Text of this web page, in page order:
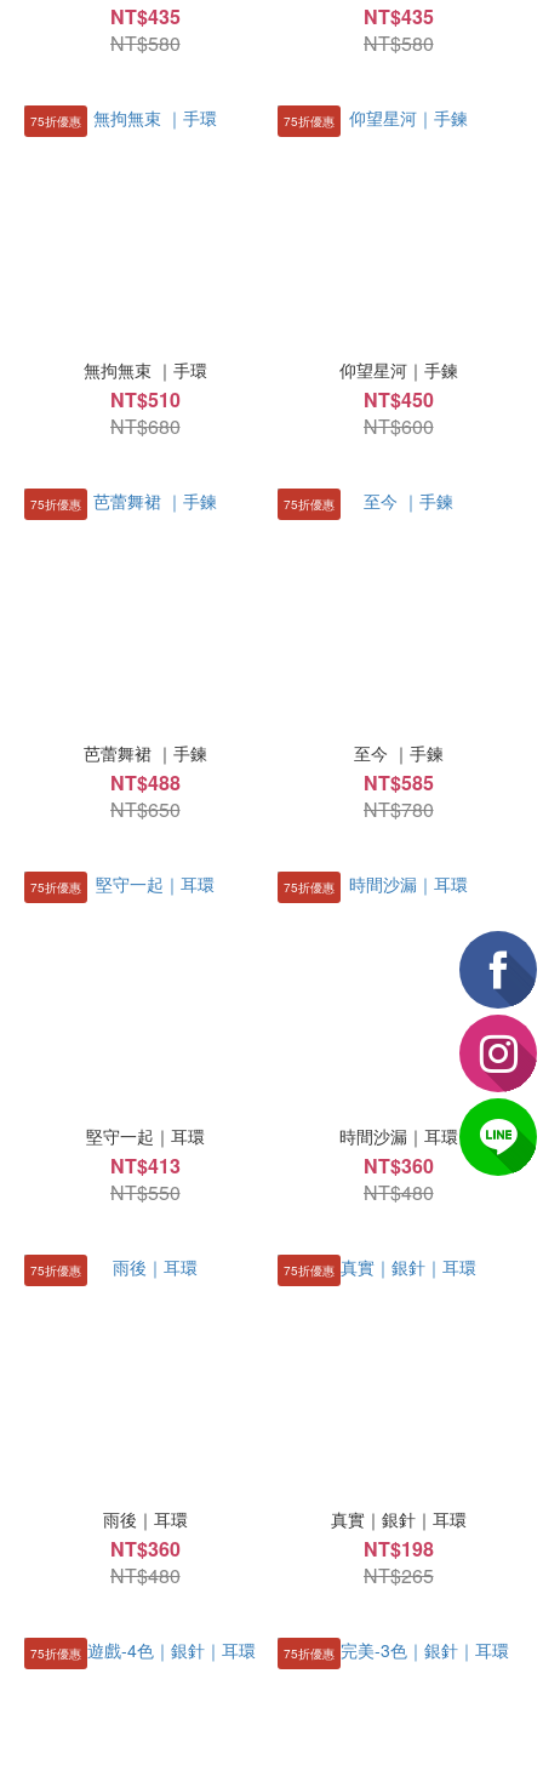
NT$435
NT$580
NT$435
NT$580
75折優惠
無拘無束 ｜手環
NT$510
NT$680
75折優惠
仰望星河｜手鍊
NT$450
NT$600
75折優惠
芭蕾舞裙 ｜手鍊
NT$488
NT$650
75折優惠
至今 ｜手鍊
NT$585
NT$780
75折優惠
堅守一起｜耳環
NT$413
NT$550
75折優惠
時間沙漏｜耳環
NT$360
NT$480
75折優惠
雨後｜耳環
NT$360
NT$480
75折優惠
真實｜銀針｜耳環
NT$198
NT$265
75折優惠 75折優惠